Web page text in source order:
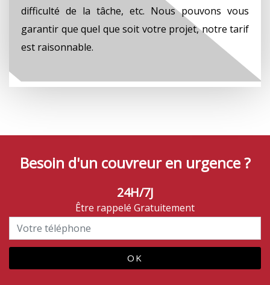
difficulté de la tâche, etc. Nous pouvons vous
garantir que quel que soit votre projet, notre tarif
est raisonnable.
Besoin d'un couvreur en urgence ?
24H/7J
Être rappelé Gratuitement